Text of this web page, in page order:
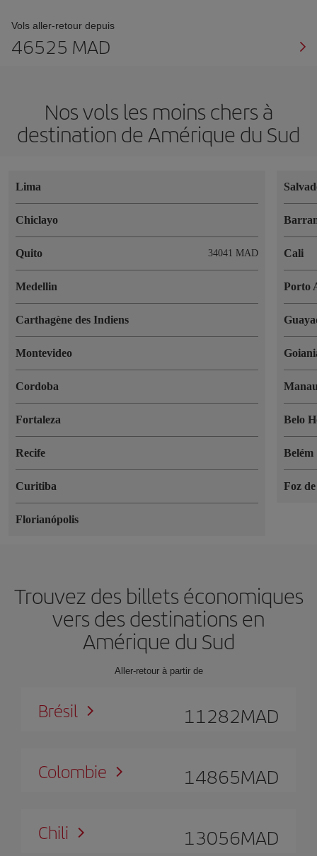
Vols aller-retour depuis
46525 MAD
Nos vols les moins chers à
destination de Amérique du Sud
Lima
Chiclayo
Quito 34041 MAD
Medellin
Carthagène des Indiens
Montevideo
Cordoba
Fortaleza
Recife
Curitiba
Florianópolis
Cali
Porto
Belo
Belém
Foz
Trouvez des billets économiques
vers des destinations en
Amérique du Sud
Aller-retour à partir de
Brésil 11282MAD
Colombie 14865MAD
Chili 13056MAD